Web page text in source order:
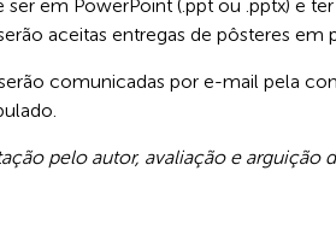
em PowerPoint (.ppt ou .pptx) e
aceitas entregas de pôsteres em
comunicadas por e-mail pela
pelo autor, avaliação e